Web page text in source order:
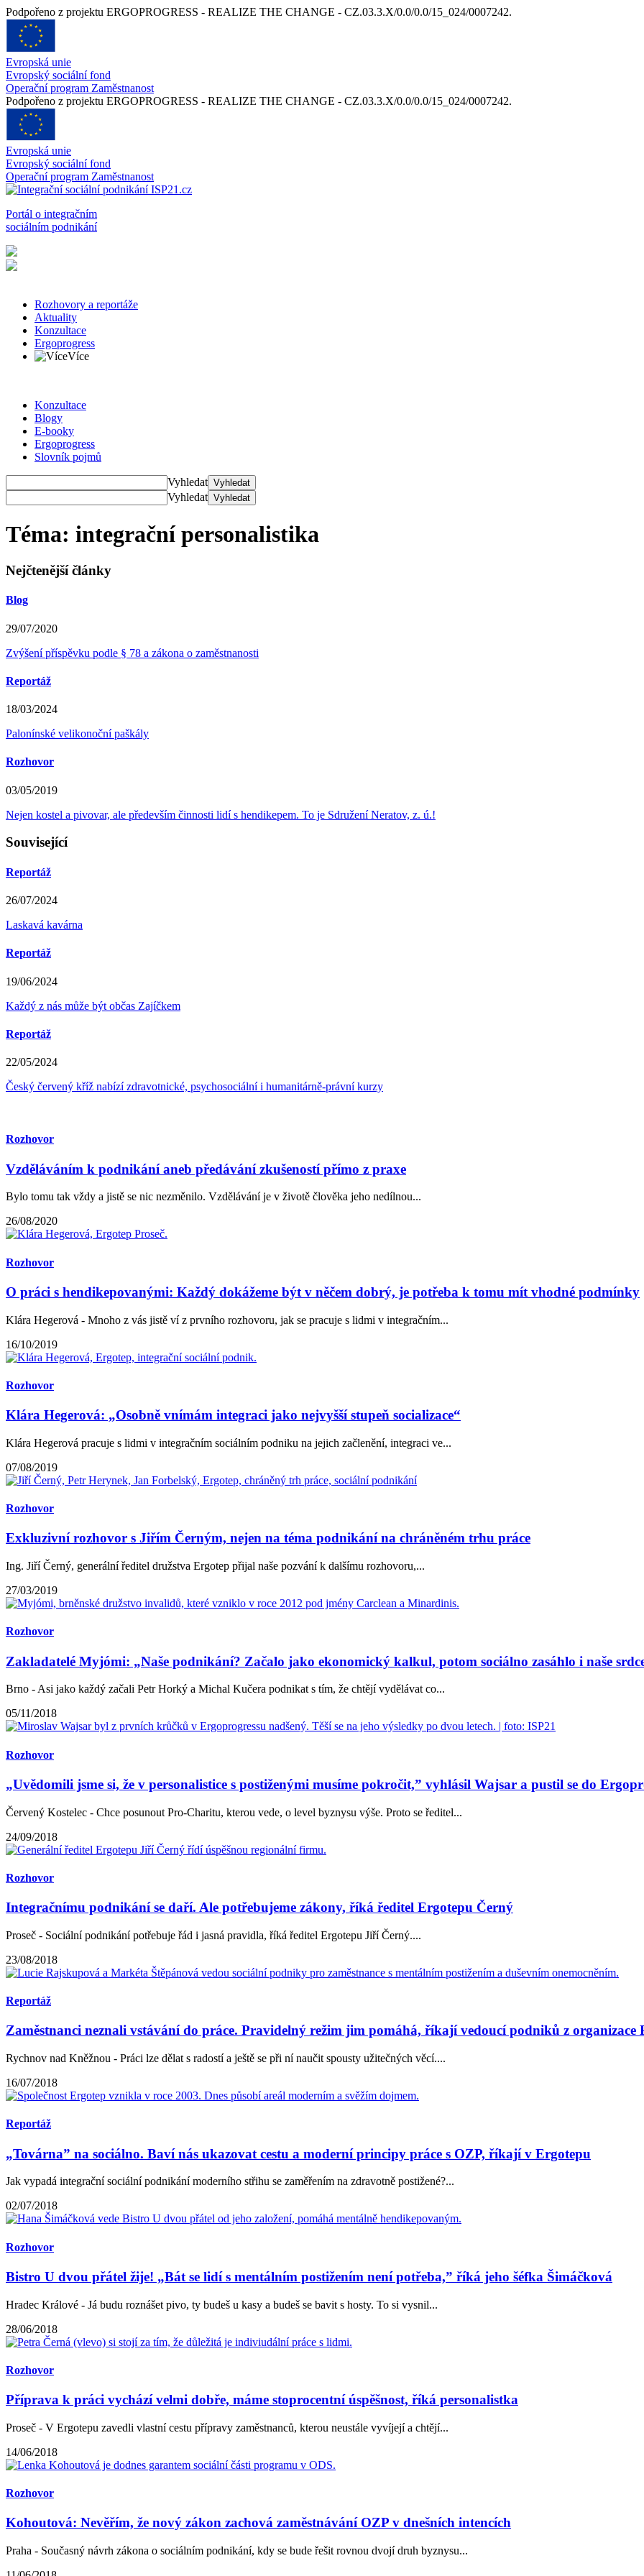
Podpořeno z projektu ERGOPROGRESS - REALIZE THE CHANGE - CZ.03.3.X/0.0/0.0/15_024/0007242.
Evropská unie
Evropský sociální fond
Operační program Zaměstnanost
Podpořeno z projektu ERGOPROGRESS - REALIZE THE CHANGE - CZ.03.3.X/0.0/0.0/15_024/0007242.
Evropská unie
Evropský sociální fond
Operační program Zaměstnanost
Portál o integračním
sociálním podnikání
Rozhovory a reportáže
Aktuality
Konzultace
Ergoprogress
Více
Konzultace
Blogy
E-booky
Ergoprogress
Slovník pojmů
Vyhledat Vyhledat
Vyhledat Vyhledat
Téma: integrační personalistika
Nejčtenější články
Blog
29/07/2020
Zvýšení příspěvku podle § 78 a zákona o zaměstnanosti
Reportáž
18/03/2024
Palonínské velikonoční paškály
Rozhovor
03/05/2019
Nejen kostel a pivovar, ale především činnosti lidí s hendikepem. To je Sdružení Neratov, z. ú.!
Související
Reportáž
26/07/2024
Laskavá kavárna
Reportáž
19/06/2024
Každý z nás může být občas Zajíčkem
Reportáž
22/05/2024
Český červený kříž nabízí zdravotnické, psychosociální i humanitárně-právní kurzy
Rozhovor
Vzděláváním k podnikání aneb předávání zkušeností přímo z praxe
Bylo tomu tak vždy a jistě se nic nezměnilo. Vzdělávání je v životě člověka jeho nedílnou...
26/08/2020
Rozhovor
O práci s hendikepovanými: Každý dokážeme být v něčem dobrý, je potřeba k tomu mít vhodné podmínky
Klára Hegerová - Mnoho z vás jistě ví z prvního rozhovoru, jak se pracuje s lidmi v integračním...
16/10/2019
Rozhovor
Klára Hegerová: „Osobně vnímám integraci jako nejvyšší stupeň socializace“
Klára Hegerová pracuje s lidmi v integračním sociálním podniku na jejich začlenění, integraci ve...
07/08/2019
Rozhovor
Exkluzivní rozhovor s Jiřím Černým, nejen na téma podnikání na chráněném trhu práce
Ing. Jiří Černý, generální ředitel družstva Ergotep přijal naše pozvání k dalšímu rozhovoru,...
27/03/2019
Rozhovor
Zakladatelé Myjómi: „Naše podnikání? Začalo jako ekonomický kalkul, potom sociálno zasáhlo i naše
Brno - Asi jako každý začali Petr Horký a Michal Kučera podnikat s tím, že chtějí vydělávat co...
05/11/2018
Rozhovor
„Uvědomili jsme si, že v personalistice s postiženými musíme pokročit,” vyhlásil Wajsar a pustil se do
Červený Kostelec - Chce posunout Pro-Charitu, kterou vede, o level byznysu výše. Proto se ředitel...
24/09/2018
Rozhovor
Integračnímu podnikání se daří. Ale potřebujeme zákony, říká ředitel Ergotepu Černý
Proseč - Sociální podnikání potřebuje řád i jasná pravidla, říká ředitel Ergotepu Jiří Černý....
23/08/2018
Reportáž
Zaměstnanci neznali vstávání do práce. Pravidelný režim jim pomáhá, říkají vedoucí podniků z organizace
Rychnov nad Kněžnou - Práci lze dělat s radostí a ještě se při ní naučit spousty užitečných věcí....
16/07/2018
Reportáž
„Továrna” na sociálno. Baví nás ukazovat cestu a moderní principy práce s OZP, říkají v Ergotepu
Jak vypadá integrační sociální podnikání moderního střihu se zaměřením na zdravotně postižené?...
02/07/2018
Rozhovor
Bistro U dvou přátel žije! „Bát se lidí s mentálním postižením není potřeba,” říká jeho šéfka Šimáčková
Hradec Králové - Já budu roznášet pivo, ty budeš u kasy a budeš se bavit s hosty. To si vysnil...
28/06/2018
Rozhovor
Příprava k práci vychází velmi dobře, máme stoprocentní úspěšnost, říká personalistka
Proseč - V Ergotepu zavedli vlastní cestu přípravy zaměstnanců, kterou neustále vyvíjejí a chtějí...
14/06/2018
Rozhovor
Kohoutová: Nevěřím, že nový zákon zachová zaměstnávání OZP v dnešních intencích
Praha - Současný návrh zákona o sociálním podnikání, kdy se bude řešit rovnou dvojí druh byznysu...